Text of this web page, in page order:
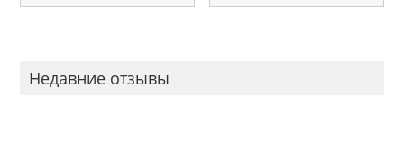
Недавние отзывы